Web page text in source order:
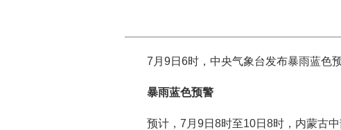
7月9日6时，中央气象台发布暴雨蓝色
暴雨蓝色预警
预计，7月9日8时至10日8时，内蒙古